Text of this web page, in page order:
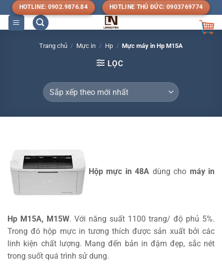
qua
nội
HOTLINE: 0902.9876.84 HOTLINE THỦ ĐỨC: 0903769774
Trang chủ / Mực in / Hp / Mực máy in Hp M15A
LỌC
Hộp mực in 48A dùng cho máy in
Hp M15A, M15W. Với năng suất 1100 trang/ độ phủ 5%.
Trong đó hộp mực in tương thích được sản xuất bởi các
linh kiện chất lượng. Mang đến bản in đậm đẹp, sắc nét
trong suốt quá trình sử dung.